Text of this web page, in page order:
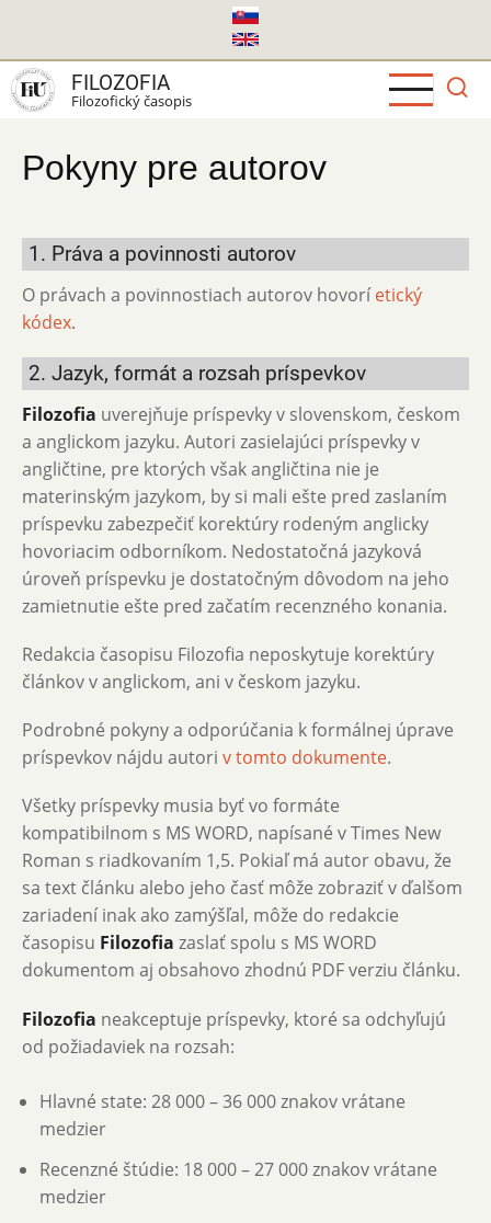
hlavný
obsah
FILOZOFIA
Filozofický časopis
Pokyny pre autorov
1. Práva a povinnosti autorov
O právach a povinnostiach autorov hovoríetický
kódex.
2. Jazyk, formát a rozsah príspevkov
Filozofia uverejňuje príspevky v slovenskom, českom
a anglickom jazyku. Autori zasielajúci príspevky v
angličtine, pre ktorých však angličtina nie je
materinským jazykom, by si mali ešte pred zaslaním
príspevku zabezpečiť korektúry rodeným anglicky
hovoriacim odborníkom. Nedostatočná jazyková
úroveň príspevku je dostatočným dôvodom na jeho
zamietnutie ešte pred začatím recenzného konania.
Redakcia časopisu Filozofia neposkytuje korektúry
článkov v anglickom, ani v českom jazyku.
Podrobné pokyny a odporúčania k formálnej úprave
príspevkov nájdu autori v tomto dokumente.
Všetky príspevky musia byť vo formáte
kompatibilnom s MS WORD, napísané v Times New
Roman s riadkovaním 1,5. Pokiaľ má autor obavu, že
sa text článku alebo jeho časť môže zobraziť v ďalšom
zariadení inak ako zamýšľal, môže do redakcie
časopisu Filozofia zaslať spolu s MS WORD
dokumentom aj obsahovo zhodnú PDF verziu článku.
Filozofia neakceptuje príspevky, ktoré sa odchyľujú
od požiadaviek na rozsah:
Hlavné state: 28 000 – 36 000 znakov vrátane
medzier
Recenzné štúdie: 18 000 – 27 000 znakov vrátane
medzier